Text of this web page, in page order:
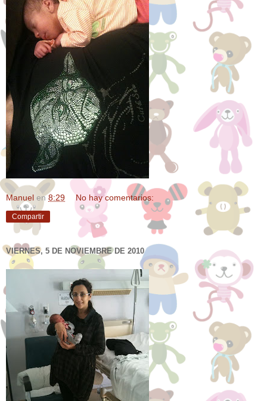
Manuel en8:29 No hay comentarios:
Compartir
VIERNES, 5 DE NOVIEMBRE DE 2010